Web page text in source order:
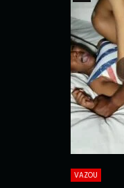
VAZOU